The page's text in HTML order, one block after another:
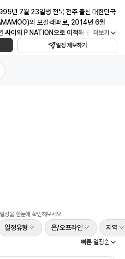
년 7월 23일생 전북 전주 출신 대한민국
의 보컬·래퍼로, 2014년 6월
싸이의 P NATION으로 이적해 솔로 커리어
이콘입니다. 독보적인 음색과 압도적인 무
지션십으로 '멍청이(TWIT)', '주지마',
등 수많은 히트곡을 빚어낸 화
원정대' 활동으로 솔로 가수로서의 입지를
2주 연속 1위, 음악방송 3관왕과 써클차
회로 국내 가수 전체 누적 최다 기록을 세
는, 2026년 4월 신곡 'So Cute'를 발매하
도시 월드투어 콘서트에 돌입할 예정입니
독하세요! 화사 콘서트 일정부터 팬미팅·방
아볼 수 있습니다.
더보기
일정 제보하기
정을 한눈에 확인해보세요.
일정유형 온/오프라인 지역
빠른 일정순